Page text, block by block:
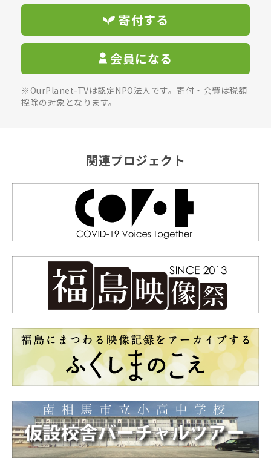
寄付する
会員になる
※OurPlanet-TVは認定NPO法人です。寄付・会費は税額
控除の対象となります。
関連プロジェクト